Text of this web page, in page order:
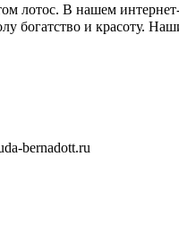
лотос. В нашем
богатство и красоту.
bernadott.ru